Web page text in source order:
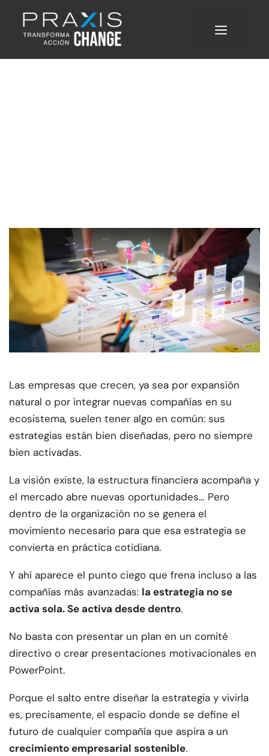
Las empresas que crecen, ya sea por expansión
natural o por integrar nuevas compañías en su
ecosistema, suelen tener algo en común: sus
estrategias están bien diseñadas, pero no siempre
bien activadas.
La visión existe, la estructura financiera acompaña y
el mercado abre nuevas oportunidades… Pero
dentro de la organización no se genera el
movimiento necesario para que esa estrategia se
convierta en práctica cotidiana.
Y ahí aparece el punto ciego que frena incluso a las
compañías más avanzadas: la estrategia no se
activa sola. Se activa desde dentro.
No basta con presentar un plan en un comité
directivo o crear presentaciones motivacionales en
PowerPoint.
Porque el salto entre diseñar la estrategia y vivirla
es, precisamente, el espacio donde se define el
futuro de cualquier compañía que aspira a un
crecimiento empresarial sostenible.